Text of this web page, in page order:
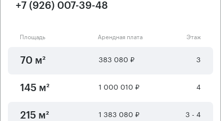
+7 (926) 007-39-48
Площадь Арендная плата Этаж
70 м² 383 080 ₽ 3
145 м² 1 000 010 ₽ 4
215 м² 1 383 080 ₽ 3 - 4